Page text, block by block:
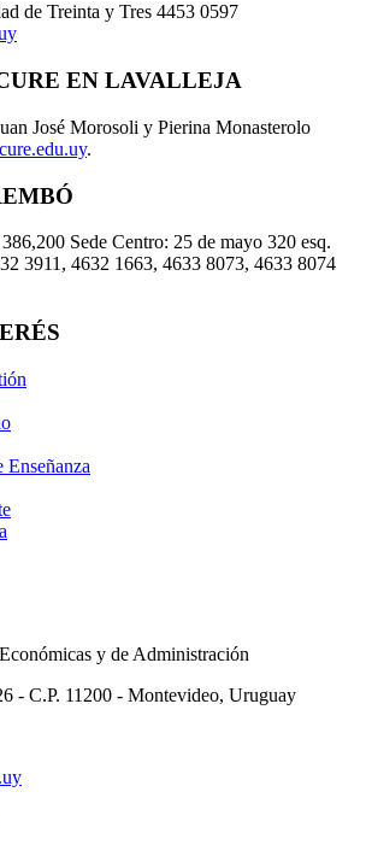
de Treinta y Tres 4453 0597
EN LAVALLEJA
José Morosoli y Pierina Monasterolo
.
Sede Centro: 25 de mayo 320 esq.
3911, 4632 1663, 4633 8073, 4633 8074
y de Administración
- C.P. 11200 - Montevideo, Uruguay